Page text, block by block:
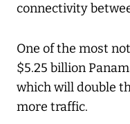
connectivity
One of the most
$5.25 billion
which will double
more traffic.